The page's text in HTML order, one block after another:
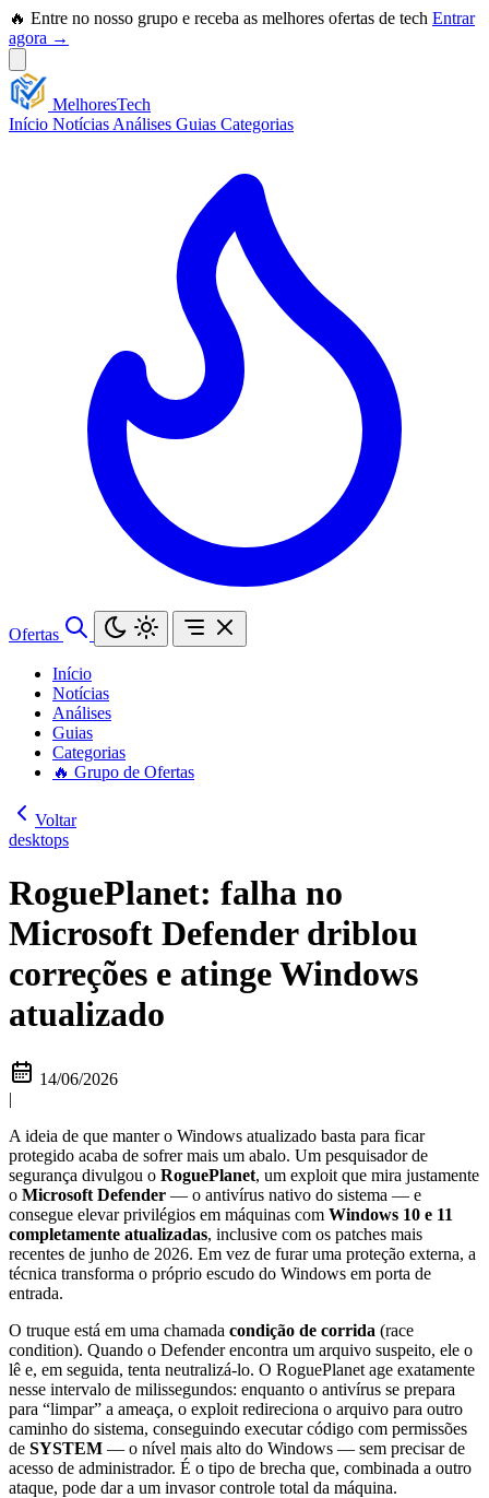
🔥 Entre no nosso grupo e receba as melhores ofertas de tech Entrar
agora →
MelhoresTech
Início Notícias Análises Guias Categorias
Ofertas
Início
Notícias
Análises
Guias
Categorias
🔥 Grupo de Ofertas
Voltar
desktops
RoguePlanet: falha no
Microsoft Defender driblou
correções e atinge Windows
atualizado
14/06/2026
|
A ideia de que manter o Windows atualizado basta para ficar
protegido acaba de sofrer mais um abalo. Um pesquisador de
segurança divulgou o RoguePlanet, um exploit que mira justamente
o Microsoft Defender — o antivírus nativo do sistema — e
consegue elevar privilégios em máquinas com Windows 10 e 11
completamente atualizadas, inclusive com os patches mais
recentes de junho de 2026. Em vez de furar uma proteção externa, a
técnica transforma o próprio escudo do Windows em porta de
entrada.
O truque está em uma chamada condição de corrida (race
condition). Quando o Defender encontra um arquivo suspeito, ele o
lê e, em seguida, tenta neutralizá-lo. O RoguePlanet age exatamente
nesse intervalo de milissegundos: enquanto o antivírus se prepara
para “limpar” a ameaça, o exploit redireciona o arquivo para outro
caminho do sistema, conseguindo executar código com permissões
de SYSTEM — o nível mais alto do Windows — sem precisar de
acesso de administrador. É o tipo de brecha que, combinada a outro
ataque, pode dar a um invasor controle total da máquina.